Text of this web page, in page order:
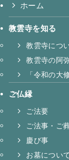
ホーム
教雲寺を知る
教雲寺につ
教雲寺の阿
「令和の大
ご仏縁
ご法要
ご法事・ご
慶び事
お墓について